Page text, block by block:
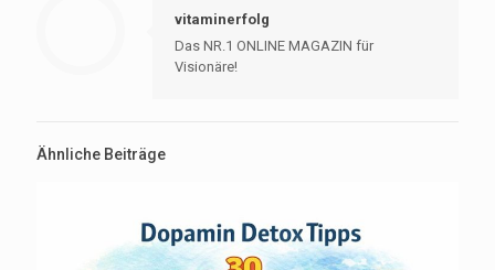
vitaminerfolg
Das NR.1 ONLINE MAGAZIN für
Visionäre!
Ähnliche Beiträge